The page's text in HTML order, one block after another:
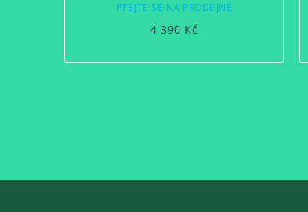
PTEJTE SE NA PRODEJNĚ
4 390 Kč